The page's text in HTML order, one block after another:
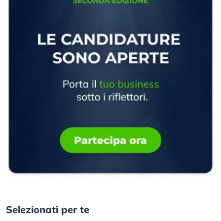
Selezionati per te